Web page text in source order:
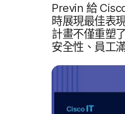
Previn 給
時​展現​最佳​表
計畫​不​僅​重塑​了
安全性、​員工​